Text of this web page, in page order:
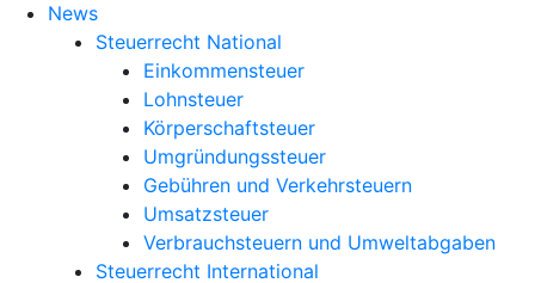
News
Steuerrecht National
Einkommensteuer
Lohnsteuer
Körperschaftsteuer
Umgründungssteuer
Gebühren und Verkehrsteuern
Umsatzsteuer
Verbrauchsteuern und Umweltabgaben
Steuerrecht International